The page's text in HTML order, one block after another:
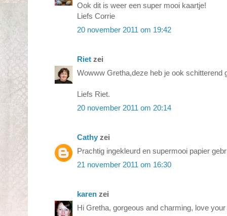
Ook dit is weer een super mooi kaartje!
Liefs Corrie
20 november 2011 om 19:42
Riet zei
Wowww Gretha,deze heb je ook schitterend
Liefs Riet.
20 november 2011 om 20:14
Cathy zei
Prachtig ingekleurd en supermooi papier
21 november 2011 om 16:30
karen zei
Hi Gretha, gorgeous and charming, love